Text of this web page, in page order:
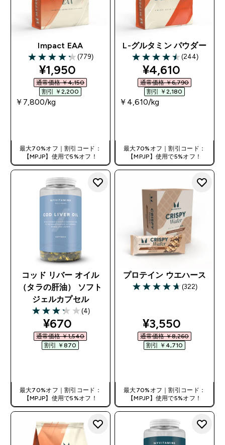
Impact EAA
4.28 out of 5 stars
(779)
discounted price
¥1,950‎
通常価格 ￥4,150‎
割引 ￥2,200‎
￥7,800‎/kg
最大70%オフ｜割引コード：
【MPJP】使用で5%オフ！
L-グルタミン パウダー
4.47 out of 5 stars
(244)
discounted
¥4,610‎
通常価格 ￥6,790‎
割引 ￥2,180‎
￥4,610‎/kg
最大70%オフ｜割引コード：
【MPJP】使用で5%オフ！
コッド リバー オイル
（タラの肝油） ソフト
ジェルカプセル
3.25 out of 5 stars
(4)
discounted price
¥670‎
通常価格 ￥1,540‎
割引 ￥870‎
最大70%オフ｜割引コード：
【MPJP】使用で5%オフ！
プロテイン ウエハース
4.69 out of 5 stars
(322)
discounted
¥3,550‎
通常価格 ￥8,260‎
割引 ￥4,710‎
最大70%オフ｜割引コード：
【MPJP】使用で5%オフ！